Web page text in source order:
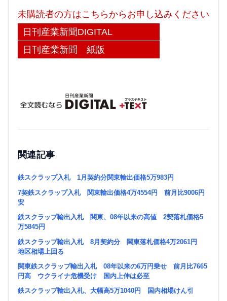
未購読者の方はこちらからお申し込みください
日刊産業新聞DIGITAL
日刊産業新聞 紙版
関連記事
鉄スクラップ入札 1月契約分関東輸出価格5万983円
7契鉄スクラップ入札 関東輸出価格4万4554円 前月比9006円
安
鉄スクラップ輸出入札 関東、08年以来の高値 2契落札価格5
万5845円
鉄スクラップ輸出入札 8月契約分 関東落札価格4万2061円
地区相場上回る
関東鉄スクラップ輸出入札 08年以来の6万円乗せ 前月比7665
円高 ウクライナ危機受け 国内上伸は必至
鉄スクラップ輸出入札、大幅高5万1040円 国内相場けん引